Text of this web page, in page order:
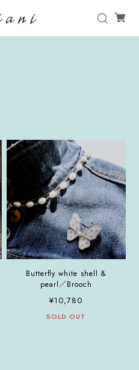
Butterfly white shell &
pearl／Brooch
¥10,780
SOLD OUT